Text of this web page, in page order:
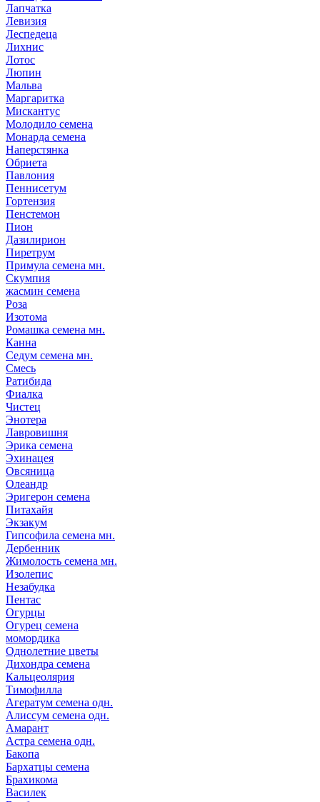
Лапчатка
Левизия
Леспедеца
Лихнис
Лотос
Люпин
Мальва
Маргаритка
Мискантус
Молодило семена
Монарда семена
Наперстянка
Обриета
Павлония
Пеннисетум
Гортензия
Пенстемон
Пион
Дазилирион
Пиретрум
Примула семена мн.
Скумпия
жасмин семена
Роза
Изотома
Ромашка семена мн.
Канна
Седум семена мн.
Смесь
Ратибида
Фиалка
Чистец
Энотера
Лавровишня
Эрика семена
Эхинацея
Овсяница
Олеандр
Эригерон семена
Питахайя
Экзакум
Гипсофила семена мн.
Дербенник
Жимолость семена мн.
Изолепис
Незабудка
Пентас
Огурцы
Огурец семена
момордика
Однолетние цветы
Дихондра семена
Кальцеолярия
Тимофилла
Агератум семена одн.
Алиссум семена одн.
Амарант
Астра семена одн.
Бакопа
Бархатцы семена
Брахикома
Василек